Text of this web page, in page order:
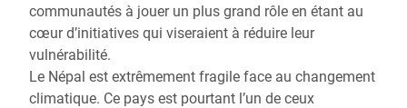
communautés à jouer un plus grand rôle en étant au
cœur d’initiatives qui viseraient à réduire leur
vulnérabilité.
Le Népal est extrêmement fragile face au changement
climatique. Ce pays est pourtant l’un de ceux